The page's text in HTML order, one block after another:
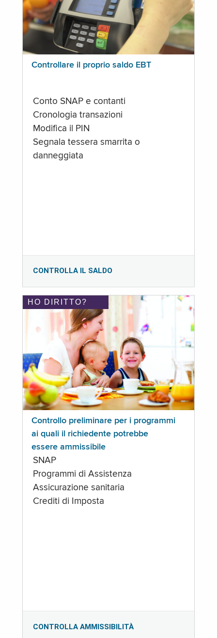
Controllare il proprio saldo EBT
Conto SNAP e contanti
Cronologia transazioni
Modifica il PIN
Segnala tessera smarrita o
danneggiata
CONTROLLA IL SALDO
HO DIRITTO?
Controllo preliminare per i programmi
ai quali il richiedente potrebbe
essere ammissibile
SNAP
Programmi di Assistenza
Assicurazione sanitaria
Crediti di Imposta
CONTROLLA AMMISSIBILITÀ